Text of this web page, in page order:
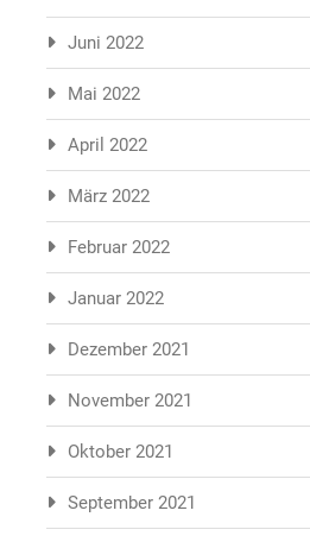
Juni 2022
Mai 2022
April 2022
März 2022
Februar 2022
Januar 2022
Dezember 2021
November 2021
Oktober 2021
September 2021